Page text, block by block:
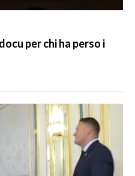
per chi ha perso i